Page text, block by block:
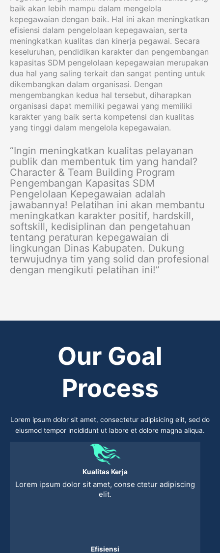
baik akan lebih mampu dalam mengelola
kepegawaian dengan baik. Hal ini akan meningkatkan
efisiensi dalam pengelolaan kepegawaian, serta
meningkatkan kualitas dan kinerja pegawai. Secara
keseluruhan, pendidikan karakter dan pengembangan
kapasitas SDM pengelolaan kepegawaian merupakan
dua hal yang saling terkait dan sangat penting untuk
dikembangkan dalam organisasi. Dengan
mengembangkan kedua hal tersebut, diharapkan
organisasi dapat memiliki pegawai yang memiliki
karakter yang baik serta kompetensi dan kualitas
yang tinggi dalam mengelola kepegawaian.
“Ingin meningkatkan kualitas pelayanan
publik dan membentuk tim yang handal?
Character & Team Building Program
Pengembangan Kapasitas SDM
Pengelolaan Kepegawaian adalah
jawabannya! Pelatihan ini akan membantu
meningkatkan karakter positif, hardskill,
softskill, kedisiplinan dan pengetahuan
tentang peraturan kepegawaian di
lingkungan Dinas Kabupaten. Dukung
terwujudnya tim yang solid dan profesional
dengan mengikuti pelatihan ini!”
Our Goal
Process
Lorem ipsum dolor sit amet, consectetur adipisicing elit, sed do
eiusmod tempor incididunt ut labore et dolore magna aliqua.
Kualitas Kerja
Lorem ipsum dolor sit amet, conse ctetur adipiscing
elit.
Efisiensi